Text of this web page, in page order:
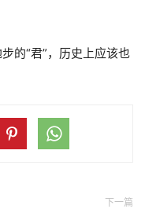
的“君”，历史上应该也
下一篇